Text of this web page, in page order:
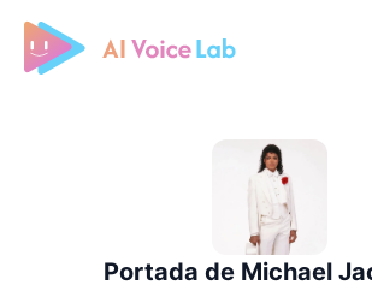
Free AI Cover & AI Voice Over
Portada de Michael